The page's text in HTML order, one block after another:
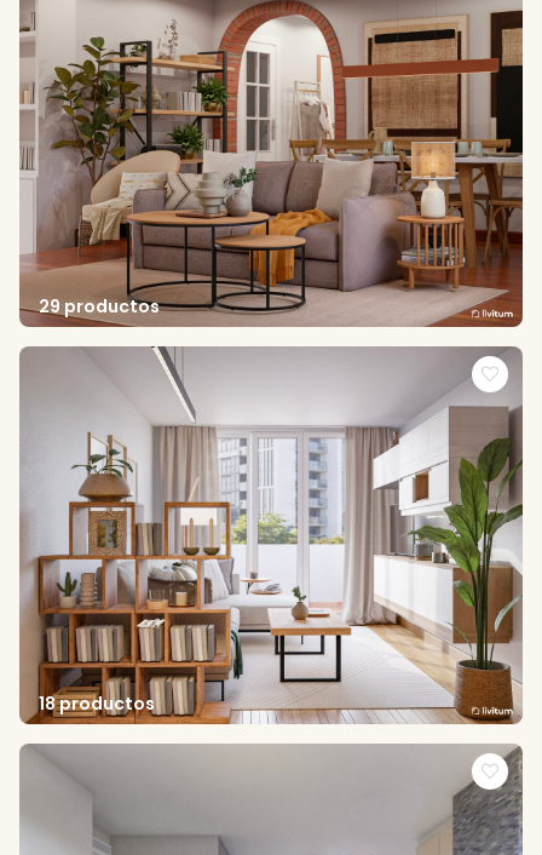
29 productos
18 productos